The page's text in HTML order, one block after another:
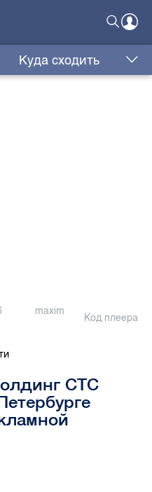
Куда сходить
maxim
Код плеера
СТС